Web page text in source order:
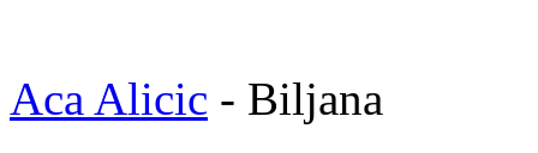
Aca Alicic - Biljana